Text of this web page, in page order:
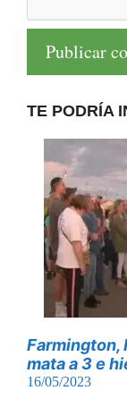
TE PODRÍA
Farmington,
mata a 3 e
16/05/2023